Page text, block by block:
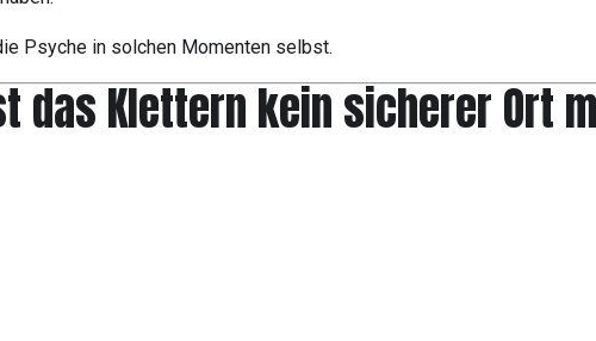
Psyche in solchen Momenten selbst.
das Klettern kein sicherer Ort